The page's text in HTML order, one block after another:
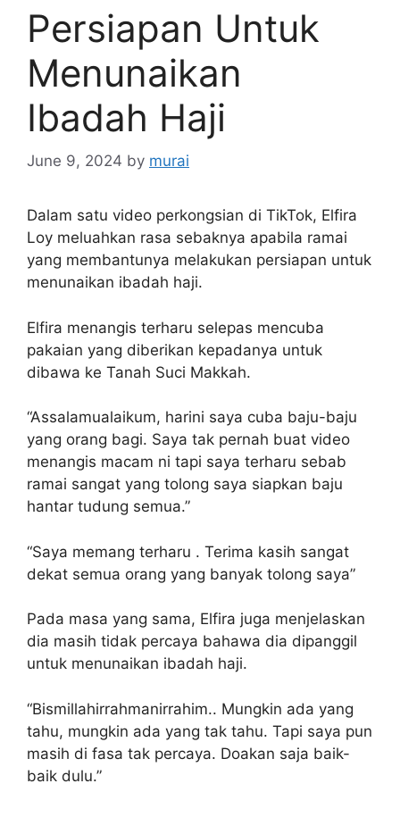
Persiapan Untuk
Menunaikan
Ibadah Haji
June 9, 2024 by murai
Dalam satu video perkongsian di TikTok, Elfira
Loy meluahkan rasa sebaknya apabila ramai
yang membantunya melakukan persiapan untuk
menunaikan ibadah haji.
Elfira menangis terharu selepas mencuba
pakaian yang diberikan kepadanya untuk
dibawa ke Tanah Suci Makkah.
“Assalamualaikum, harini saya cuba baju-baju
yang orang bagi. Saya tak pernah buat video
menangis macam ni tapi saya terharu sebab
ramai sangat yang tolong saya siapkan baju
hantar tudung semua.”
“Saya memang terharu . Terima kasih sangat
dekat semua orang yang banyak tolong saya”
Pada masa yang sama, Elfira juga menjelaskan
dia masih tidak percaya bahawa dia dipanggil
untuk menunaikan ibadah haji.
“Bismillahirrahmanirrahim.. Mungkin ada yang
tahu, mungkin ada yang tak tahu. Tapi saya pun
masih di fasa tak percaya. Doakan saja baik-
baik dulu.”